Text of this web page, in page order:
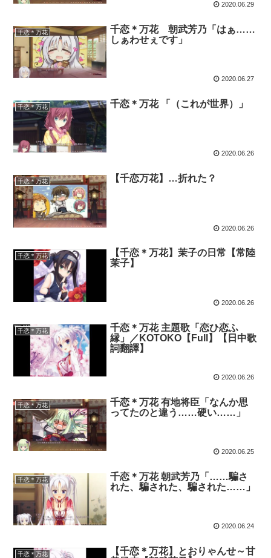
2020.06.29
千恋＊万花
千恋＊万花 朝武芳乃「はぁ……
しぁわせぇです」
2020.06.27
千恋＊万花 千恋＊万花 「（これが世界）」
2020.06.26
千恋＊万花 【千恋万花】…折れた？
2020.06.26
千恋＊万花
【千恋＊万花】茉子の日常【常陸
茉子】
2020.06.26
千恋＊万花
千恋＊万花 主題歌「恋ひ恋ふ
縁」／KOTOKO【Full】【日中歌
詞翻譯】
2020.06.26
千恋＊万花
千恋＊万花 有地将臣「なんか思
ってたのと違う……硬い……」
2020.06.25
千恋＊万花
千恋＊万花 朝武芳乃「……騙さ
れた、騙された、騙された……」
2020.06.24
千恋＊万花
【千恋＊万花】とおりゃんせ～甘